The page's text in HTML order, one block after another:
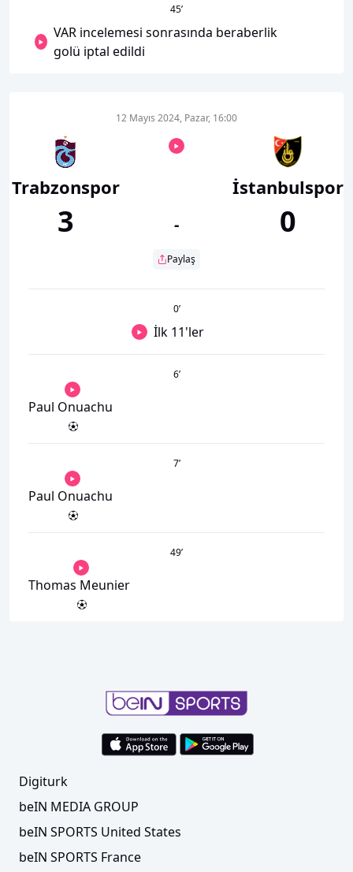
45’
VAR incelemesi sonrasında beraberlik
golü iptal edildi
Trabzonspor
3
12 Mayıs 2024, Pazar, 16:00
-
Paylaş
İstanbulspor
0
0’
İlk 11'ler
6’
Paul Onuachu
7’
Paul Onuachu
49’
Thomas Meunier
Digiturk
beIN MEDIA GROUP
beIN SPORTS United States
beIN SPORTS France